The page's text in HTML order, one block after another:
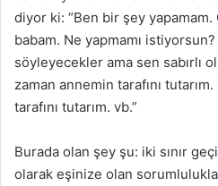
diyor ki: “Ben bir şey
babam. Ne yapmamı
söyleyecekler ama sen sabırlı
zaman annemin tarafını
tarafını tutarım. vb.”
Burada olan şey şu: iki sınır
olarak eşinize olan